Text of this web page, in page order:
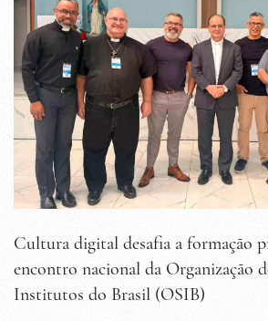
Cultura digital desafia a formação
encontro nacional da Organização
Institutos do Brasil (OSIB)